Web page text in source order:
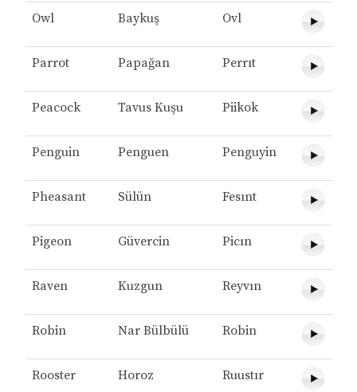
Owl Baykuş Ovl
Parrot Papağan Perrıt
Peacock Tavus Kuşu Piikok
Penguin Penguen Penguyin
Pheasant Sülün Fesınt
Pigeon Güvercin Picın
Raven Kuzgun Reyvın
Robin Nar Bülbülü Robin
Rooster Horoz Ruustır